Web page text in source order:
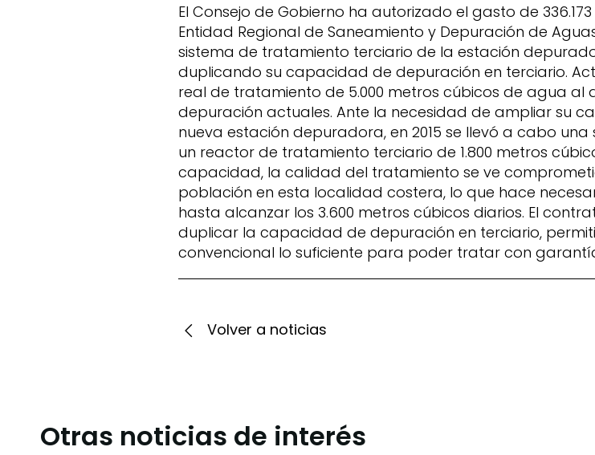
El Consejo de Gobierno ha autorizado el gasto de
Entidad Regional de Saneamiento y Depuración de
sistema de tratamiento terciario de la estación
duplicando su capacidad de depuración en terciario.
real de tratamiento de 5.000 metros cúbicos de agua al
depuración actuales. Ante la necesidad de ampliar su
nueva estación depuradora, en 2015 se llevó a cabo
un reactor de tratamiento terciario de 1.800 metros
capacidad, la calidad del tratamiento se ve
población en esta localidad costera, lo que hace
hasta alcanzar los 3.600 metros cúbicos diarios. El
duplicar la capacidad de depuración en terciario,
convencional lo suficiente para poder tratar con
Volver a noticias
Otras noticias de interés